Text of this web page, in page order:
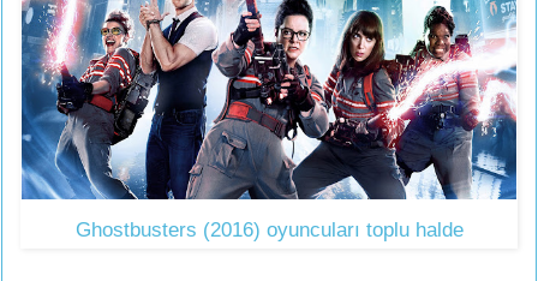
Ghostbusters (2016) oyuncuları toplu halde